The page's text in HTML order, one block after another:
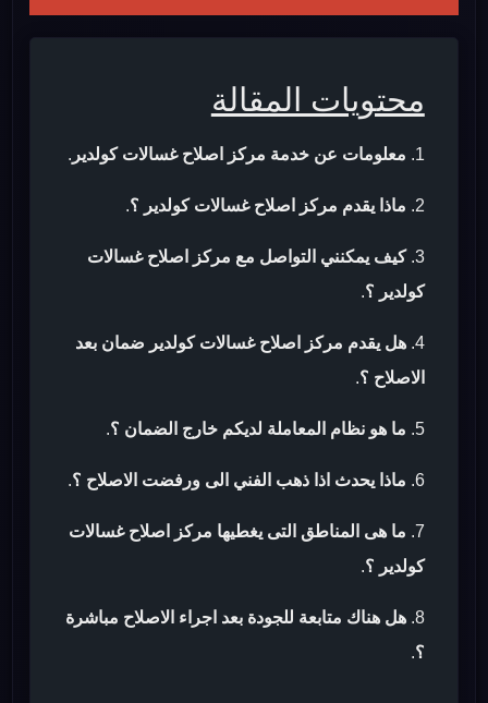
محتويات المقالة
معلومات عن خدمة مركز اصلاح غسالات كولدير .
ماذا يقدم مركز اصلاح غسالات كولدير ؟.
كيف يمكنني التواصل مع مركز اصلاح غسالات
كولدير ؟.
هل يقدم مركز اصلاح غسالات كولدير ضمان بعد
الاصلاح ؟.
ما هو نظام المعاملة لديكم خارج الضمان ؟.
ماذا يحدث اذا ذهب الفني الى ورفضت الاصلاح ؟.
ما هى المناطق التى يغطيها مركز اصلاح غسالات
كولدير ؟.
هل هناك متابعة للجودة بعد اجراء الاصلاح مباشرة
؟.